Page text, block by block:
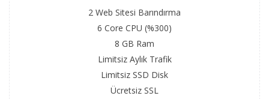
2 Web Sitesi Barındırma
6 Core CPU (%300)
8 GB Ram
Limitsiz Aylık Trafik
Limitsiz SSD Disk
Ücretsiz SSL